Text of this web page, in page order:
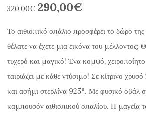
320,00€ Original
320,00€.
290,00€Η
τιμή
290,00€.
Το αιθιοπικό οπάλιο προσφέρει το δώρο
θέλατε να έχετε μια εικόνα του μέλλοντος;
τυχερό και μαγικό! Ένα κομψό, χειροποίητο
ταιριάζει με κάθε ντύσιμο! Σε κίτρινο
και ασήμι στερλίνα 925°. Με φυσικό οβάλ
καμπουσόν αιθιοπικού οπαλίου. Η μαγεία